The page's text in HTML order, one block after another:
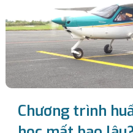
Chương trình